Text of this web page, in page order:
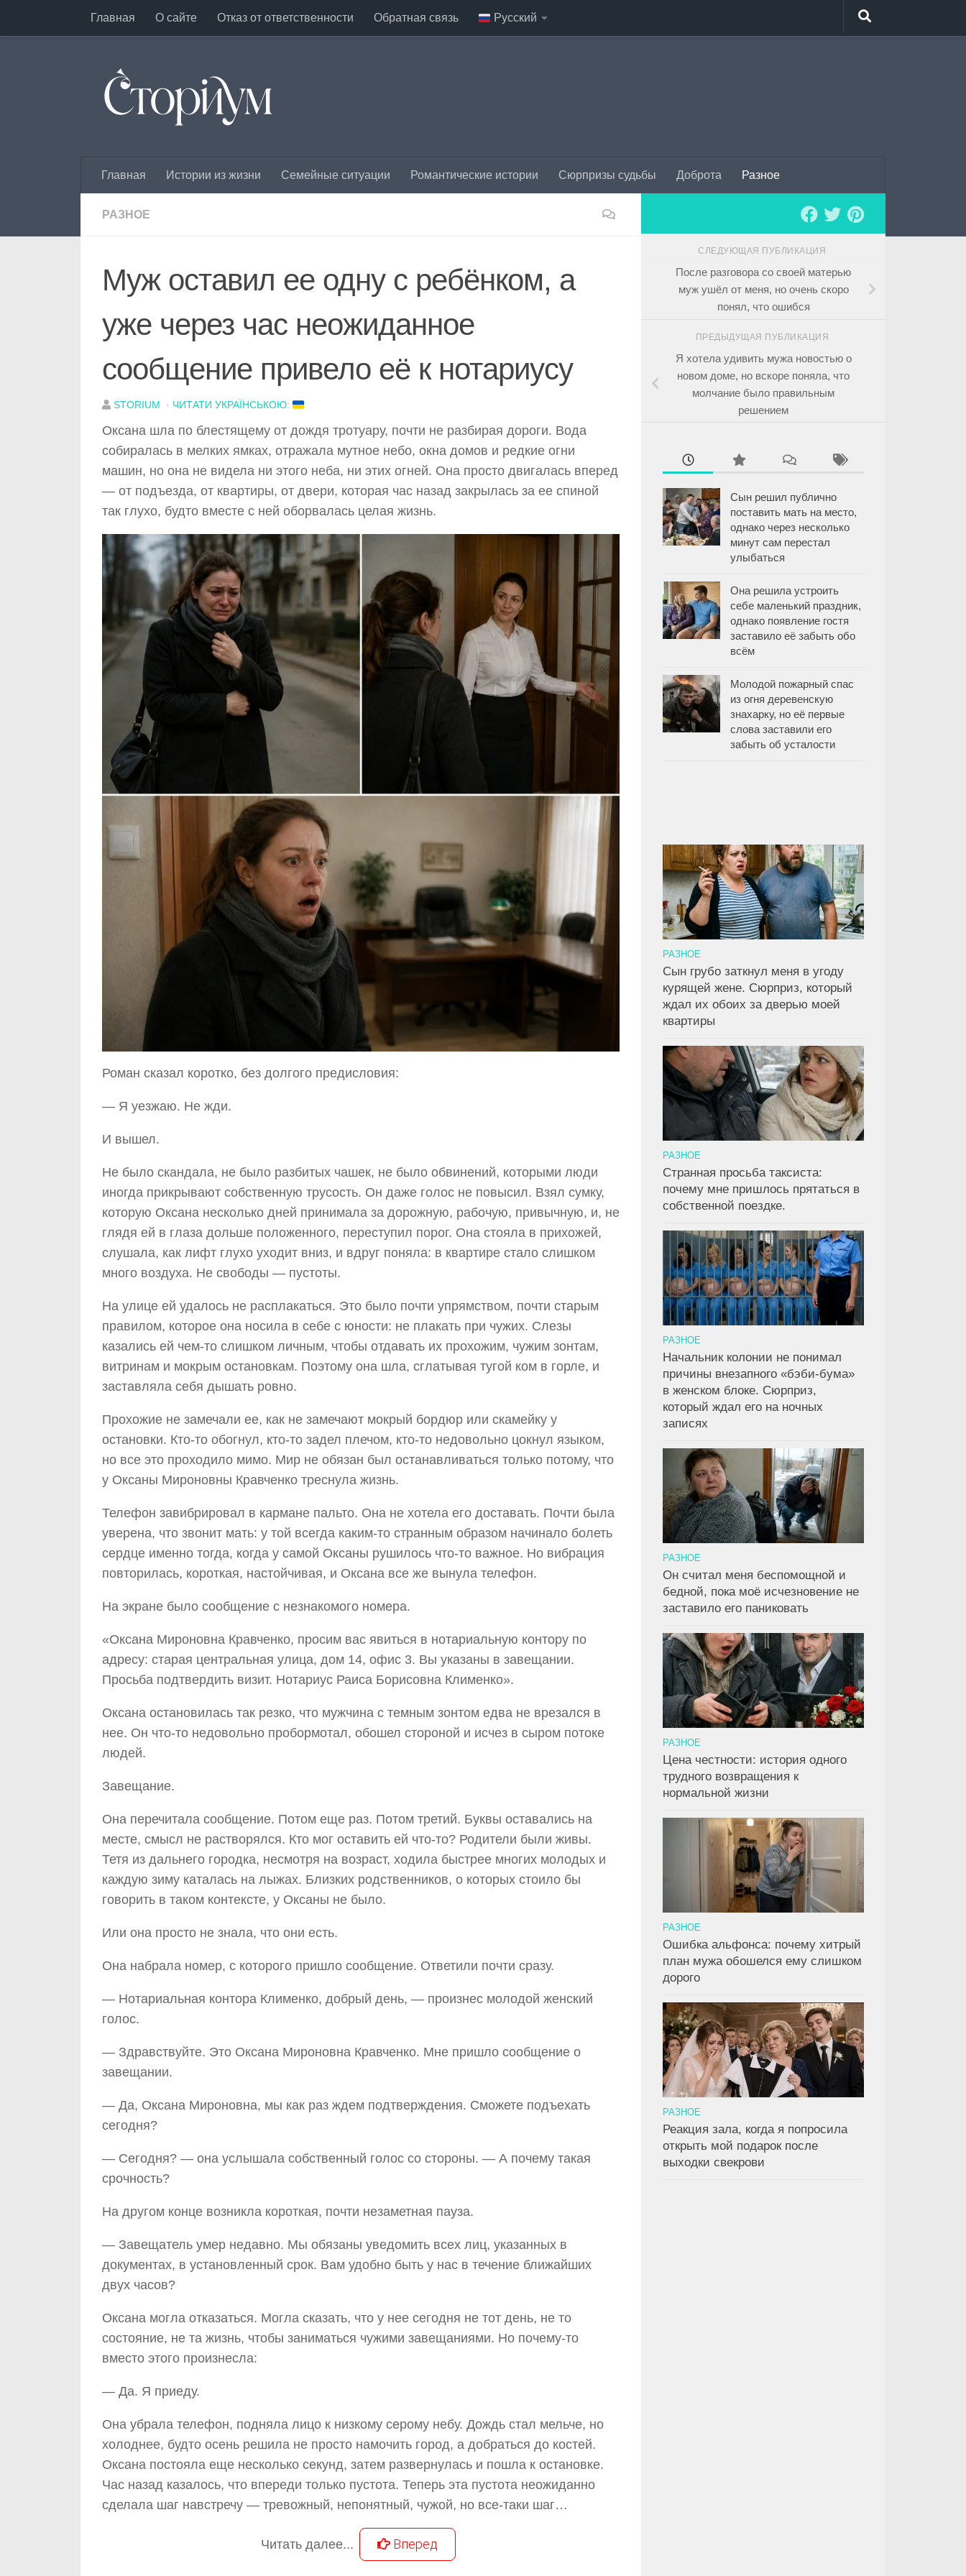
Под записьюГлавная О сайте Отказ от ответственности Обратная связь Русский
Главная Истории из жизни Семейные ситуации Романтические истории Сюрпризы судьбы Доброта Разное
РАЗНОЕ
Муж оставил ее одну с ребёнком, а
уже через час неожиданное
сообщение привело её к нотариусу
STORIUM · ЧИТАТИ УКРАЇНСЬКОЮ:
Оксана шла по блестящему от дождя тротуару, почти не разбирая дороги. Вода
собиралась в мелких ямках, отражала мутное небо, окна домов и редкие огни
машин, но она не видела ни этого неба, ни этих огней. Она просто двигалась вперед
— от подъезда, от квартиры, от двери, которая час назад закрылась за ее спиной
так глухо, будто вместе с ней оборвалась целая жизнь.
Роман сказал коротко, без долгого предисловия:
— Я уезжаю. Не жди.
И вышел.
Не было скандала, не было разбитых чашек, не было обвинений, которыми люди
иногда прикрывают собственную трусость. Он даже голос не повысил. Взял сумку,
которую Оксана несколько дней принимала за дорожную, рабочую, привычную, и, не
глядя ей в глаза дольше положенного, переступил порог. Она стояла в прихожей,
слушала, как лифт глухо уходит вниз, и вдруг поняла: в квартире стало слишком
много воздуха. Не свободы — пустоты.
На улице ей удалось не расплакаться. Это было почти упрямством, почти старым
правилом, которое она носила в себе с юности: не плакать при чужих. Слезы
казались ей чем-то слишком личным, чтобы отдавать их прохожим, чужим зонтам,
витринам и мокрым остановкам. Поэтому она шла, сглатывая тугой ком в горле, и
заставляла себя дышать ровно.
Прохожие не замечали ее, как не замечают мокрый бордюр или скамейку у
остановки. Кто-то обогнул, кто-то задел плечом, кто-то недовольно цокнул языком,
но все это проходило мимо. Мир не обязан был останавливаться только потому, что
у Оксаны Мироновны Кравченко треснула жизнь.
Телефон завибрировал в кармане пальто. Она не хотела его доставать. Почти была
уверена, что звонит мать: у той всегда каким-то странным образом начинало болеть
сердце именно тогда, когда у самой Оксаны рушилось что-то важное. Но вибрация
повторилась, короткая, настойчивая, и Оксана все же вынула телефон.
На экране было сообщение с незнакомого номера.
«Оксана Мироновна Кравченко, просим вас явиться в нотариальную контору по
адресу: старая центральная улица, дом 14, офис 3. Вы указаны в завещании.
Просьба подтвердить визит. Нотариус Раиса Борисовна Клименко».
Оксана остановилась так резко, что мужчина с темным зонтом едва не врезался в
нее. Он что-то недовольно пробормотал, обошел стороной и исчез в сыром потоке
людей.
Завещание.
Она перечитала сообщение. Потом еще раз. Потом третий. Буквы оставались на
месте, смысл не растворялся. Кто мог оставить ей что-то? Родители были живы.
Тетя из дальнего городка, несмотря на возраст, ходила быстрее многих молодых и
каждую зиму каталась на лыжах. Близких родственников, о которых стоило бы
говорить в таком контексте, у Оксаны не было.
Или она просто не знала, что они есть.
Она набрала номер, с которого пришло сообщение. Ответили почти сразу.
— Нотариальная контора Клименко, добрый день, — произнес молодой женский
голос.
— Здравствуйте. Это Оксана Мироновна Кравченко. Мне пришло сообщение о
завещании.
— Да, Оксана Мироновна, мы как раз ждем подтверждения. Сможете подъехать
сегодня?
— Сегодня? — она услышала собственный голос со стороны. — А почему такая
срочность?
На другом конце возникла короткая, почти незаметная пауза.
— Завещатель умер недавно. Мы обязаны уведомить всех лиц, указанных в
документах, в установленный срок. Вам удобно быть у нас в течение ближайших
двух часов?
Оксана могла отказаться. Могла сказать, что у нее сегодня не тот день, не то
состояние, не та жизнь, чтобы заниматься чужими завещаниями. Но почему-то
вместо этого произнесла:
— Да. Я приеду.
Она убрала телефон, подняла лицо к низкому серому небу. Дождь стал мельче, но
холоднее, будто осень решила не просто намочить город, а добраться до костей.
Оксана постояла еще несколько секунд, затем развернулась и пошла к остановке.
Час назад казалось, что впереди только пустота. Теперь эта пустота неожиданно
сделала шаг навстречу — тревожный, непонятный, чужой, но все-таки шаг…
Читать далее... Вперед
СЛЕДУЮЩАЯ ПУБЛИКАЦИЯ
После разговора со своей матерью
муж ушёл от меня, но очень скоро
понял, что ошибся
ПРЕДЫДУЩАЯ ПУБЛИКАЦИЯ
Я хотела удивить мужа новостью о
новом доме, но вскоре поняла, что
молчание было правильным
решением
Сын решил публично
поставить мать на место,
однако через несколько
минут сам перестал
улыбаться
Она решила устроить
себе маленький праздник,
однако появление гостя
заставило её забыть обо
всём
Молодой пожарный спас
из огня деревенскую
знахарку, но её первые
слова заставили его
забыть об усталости
РАЗНОЕ
Сын грубо заткнул меня в угоду
курящей жене. Сюрприз, который
ждал их обоих за дверью моей
квартиры
РАЗНОЕ
Странная просьба таксиста:
почему мне пришлось прятаться в
собственной поездке.
РАЗНОЕ
Начальник колонии не понимал
причины внезапного «бэби-бума»
в женском блоке. Сюрприз,
который ждал его на ночных
записях
РАЗНОЕ
Он считал меня беспомощной и
бедной, пока моё исчезновение не
заставило его паниковать
РАЗНОЕ
Цена честности: история одного
трудного возвращения к
нормальной жизни
РАЗНОЕ
Ошибка альфонса: почему хитрый
план мужа обошелся ему слишком
дорого
РАЗНОЕ
Реакция зала, когда я попросила
открыть мой подарок после
выходки свекрови